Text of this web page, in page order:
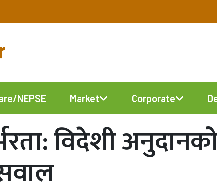
NEPSE Market Corporate
विदेशी